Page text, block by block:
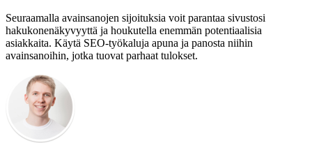
Seuraamalla avainsanojen sijoituksia voit parantaa sivustosi
hakukonenäkyvyyttä ja houkutella enemmän potentiaalisia
asiakkaita. Käytä SEO-työkaluja apuna ja panosta niihin
avainsanoihin, jotka tuovat parhaat tulokset.